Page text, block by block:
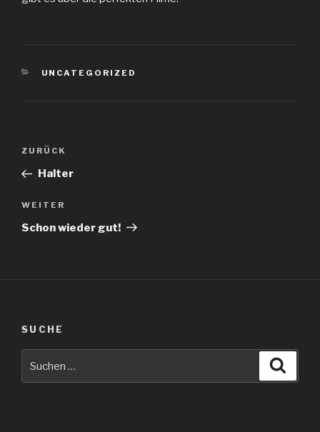
KATEGORIEN
UNCATEGORIZED
Beitragsnavigation
Vorheriger
Beitrag
ZURÜCK
Halter
Nächster
Beitrag
WEITER
Schon wieder gut!
SUCHE